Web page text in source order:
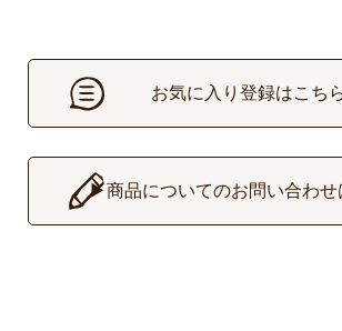
お気に入り登録はこち
▶商品についてのお問い合わせ